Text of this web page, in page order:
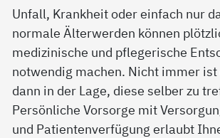
Unfall, Krankheit oder einfach nur
normale Älterwerden können
medizinische und pflegerische
notwendig machen. Nicht immer
dann in der Lage, diese selber zu
Persönliche Vorsorge mit
und Patientenverfügung erlaubt